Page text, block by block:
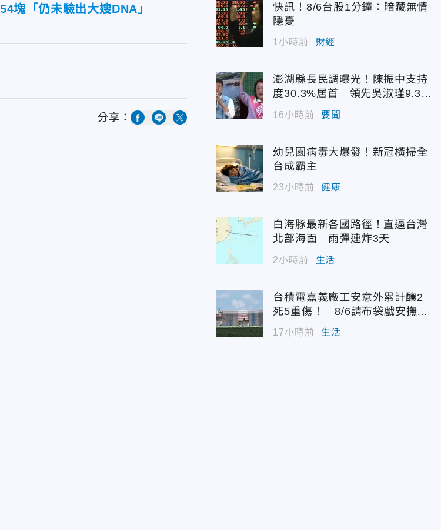
塊「仍未驗出大嫂DNA」
分享：
快訊！8/6台股1分鐘：暗藏無情
隱憂
1小時前 財經
澎湖縣長民調曝光！陳振中支持
度30.3%居首 領先吳淑瑾9.3個
百分點
16小時前 要聞
幼兒園病毒大爆發！新冠橫掃全
台成霸主
23小時前 健康
白海豚最新各國路徑！直逼台灣
北部海面 雨彈連炸3天
2小時前 生活
台積電嘉義廠工安意外累計釀2
死5重傷！ 8/6請布袋戲安撫好
兄弟
17小時前 生活